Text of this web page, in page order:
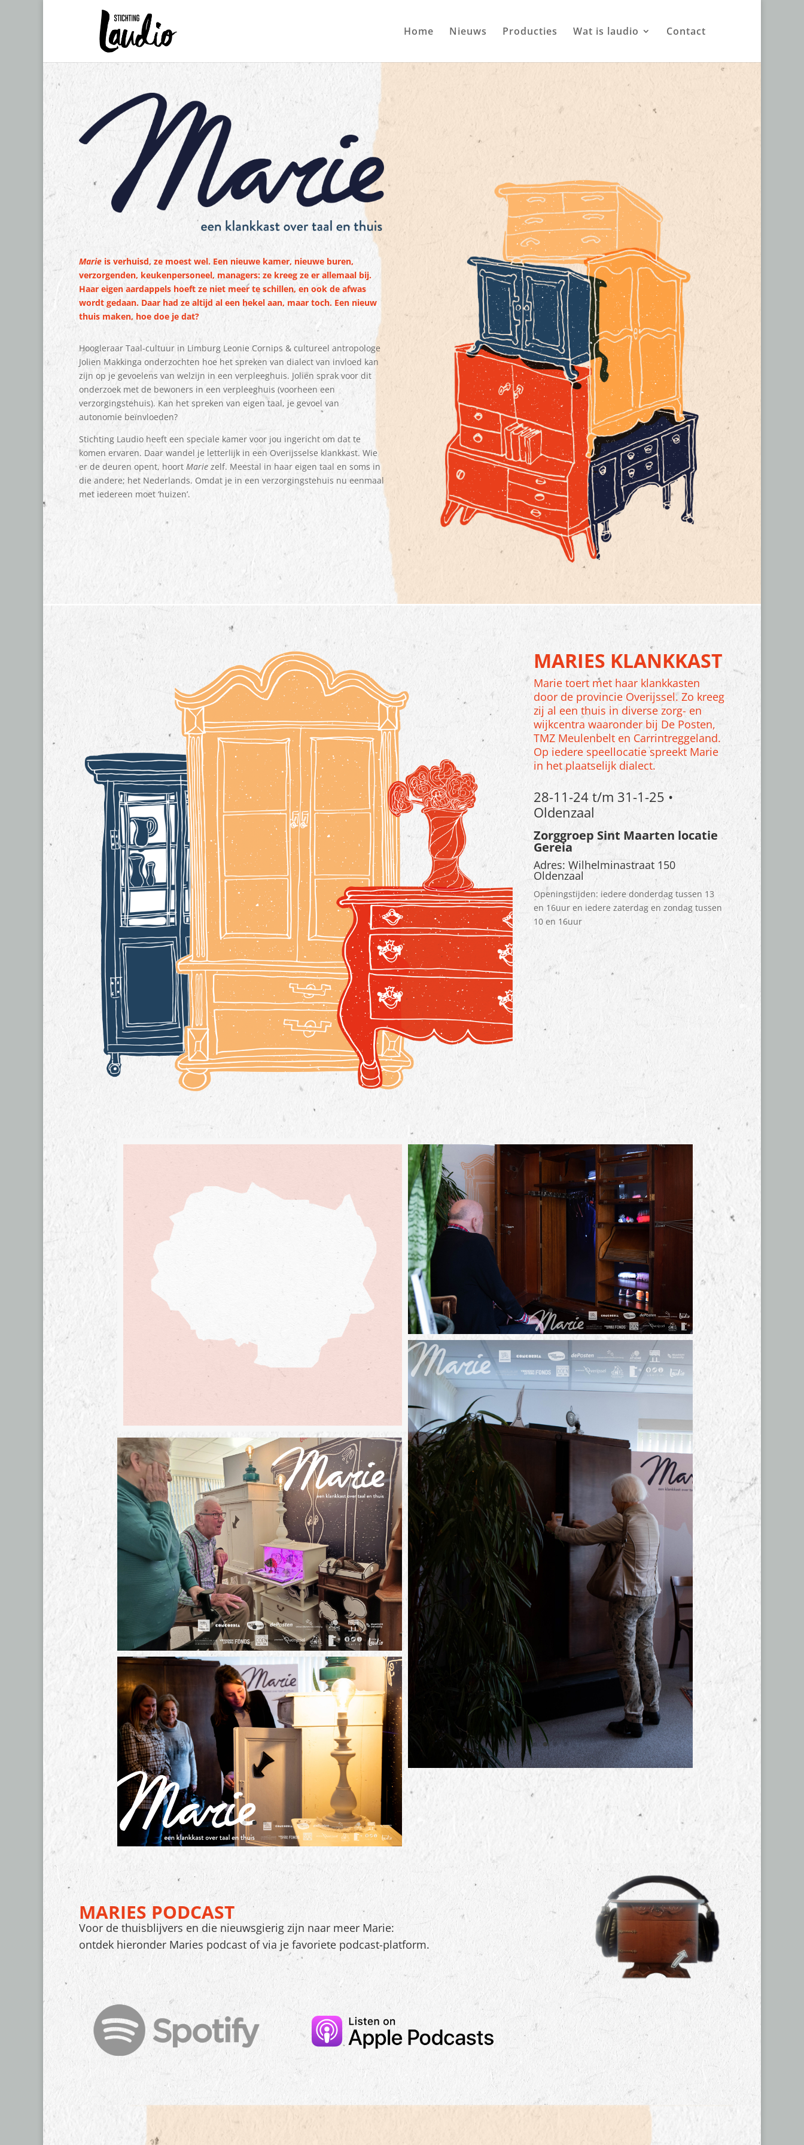
Home Nieuws Producties Wat is laudio Contact
Marie is verhuisd, ze moest wel. Een nieuwe kamer, nieuwe buren,
verzorgenden, keukenpersoneel, managers: ze kreeg ze er allemaal bij.
Haar eigen aardappels hoeft ze niet meer te schillen, en ook de afwas
wordt gedaan. Daar had ze altijd al een hekel aan, maar toch. Een nieuw
thuis maken, hoe doe je dat?
Hoogleraar Taal-cultuur in Limburg Leonie Cornips & cultureel antropologe
Jolien Makkinga onderzochten hoe het spreken van dialect van invloed kan
zijn op je gevoelens van welzijn in een verpleeghuis. Jolien sprak voor dit
onderzoek met de bewoners in een verpleeghuis (voorheen een
verzorgingstehuis). Kan het spreken van eigen taal, je gevoel van
autonomie beïnvloeden?
Stichting Laudio heeft een speciale kamer voor jou ingericht om dat te
komen ervaren. Daar wandel je letterlijk in een Overijsselse klankkast. Wie
er de deuren opent, hoort Marie zelf. Meestal in haar eigen taal en soms in
die andere; het Nederlands. Omdat je in een verzorgingstehuis nu eenmaal
met iedereen moet ‘huizen’.
MARIES KLANKKAST
Marie toert met haar klankkasten
door de provincie Overijssel. Zo kreeg
zij al een thuis in diverse zorg- en
wijkcentra waaronder bij De Posten,
TMZ Meulenbelt en Carrintreggeland.
Op iedere speellocatie spreekt Marie
in het plaatselijk dialect.
28-11-24 t/m 31-1-25 •
Oldenzaal
Zorggroep Sint Maarten locatie
Gereia
Adres: Wilhelminastraat 150
Oldenzaal
Openingstijden: iedere donderdag tussen 13
en 16uur en iedere zaterdag en zondag tussen
10 en 16uur
MARIES PODCAST
Voor de thuisblijvers en die nieuwsgierig zijn naar meer Marie:
ontdek hieronder Maries podcast of via je favoriete podcast-platform.